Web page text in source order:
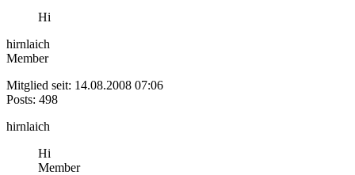
Hi
hirnlaich
Member
Mitglied seit: 14.08.2008 07:06
Posts: 498
hirnlaich
Hi
Member